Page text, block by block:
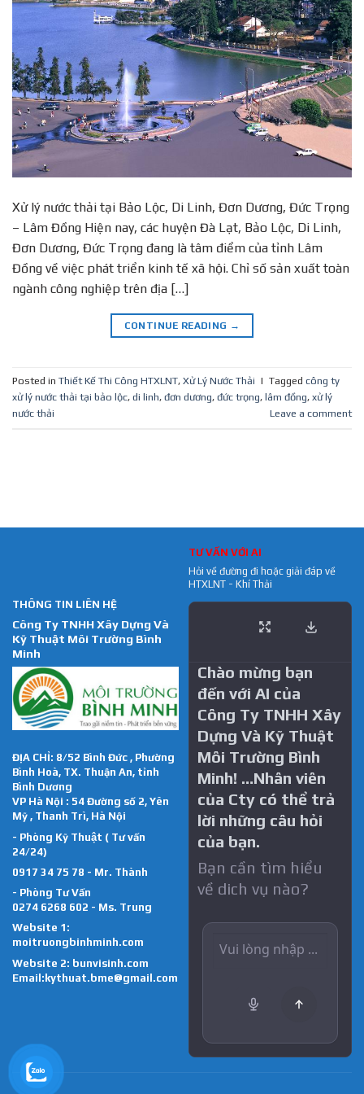
Xử lý nước thải tại Bảo Lộc, Di Linh, Đơn Dương, Đức Trọng
– Lâm Đồng Hiện nay, các huyện Đà Lạt, Bảo Lộc, Di Linh,
Đơn Dương, Đức Trọng đang là tâm điểm của tỉnh Lâm
Đồng về việc phát triển kinh tế xã hội. Chỉ số sản xuất toàn
ngành công nghiệp trên địa […]
CONTINUE READING →
Posted in Thiết Kế Thi Công HTXLNT, Xử Lý Nước Thải | Tagged công ty
xử lý nước thải tại bảo lộc, di linh, đơn dương, đức trọng, lâm đồng, xử lý
nước thải
Leave a comment
THÔNG TIN LIÊN HỆ
Công Ty TNHH Xây Dựng Và
Kỹ Thuật Môi Trường Bình
Minh
ĐỊA CHỈ: 8/52 Bình Đức , Phường
Bình Hoà, TX. Thuận An, tỉnh
Bình Dương
VP Hà Nội : 54 Đường số 2, Yên
Mỹ , Thanh Trì, Hà Nội
- Phòng Kỹ Thuật ( Tư vấn
24/24)
0917 34 75 78 - Mr. Thành
- Phòng Tư Vấn
0274 6268 602 - Ms. Trung
Website 1:
moitruongbinhminh.com
Website 2: bunvisinh.com
Email:kythuat.bme@gmail.com
TƯ VẤN VỚI AI
Hỏi về đường đi hoặc giải đáp về
HTXLNT - Khí Thải
Chào mừng bạn
đến với AI của
Công Ty TNHH Xây
Dựng Và Kỹ Thuật
Môi Trường Bình
Minh! …Nhân viên
của Cty có thể trả
lời những câu hỏi
của bạn.
Bạn cần tìm hiểu
về dich vụ nào?